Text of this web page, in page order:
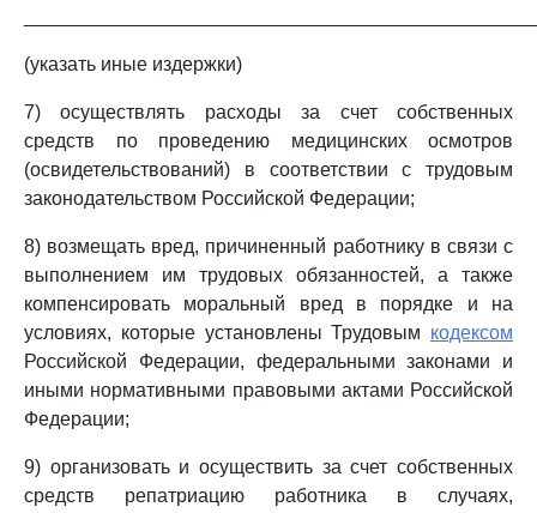
(указать иные издержки)
7) осуществлять расходы за счет собственных
средств по проведению медицинских осмотров
(освидетельствований) в соответствии с трудовым
законодательством Российской Федерации;
8) возмещать вред, причиненный работнику в связи с
выполнением им трудовых обязанностей, а также
компенсировать моральный вред в порядке и на
условиях, которые установлены Трудовым кодексом
Российской Федерации, федеральными законами и
иными нормативными правовыми актами Российской
Федерации;
9) организовать и осуществить за счет собственных
средств репатриацию работника в случаях,